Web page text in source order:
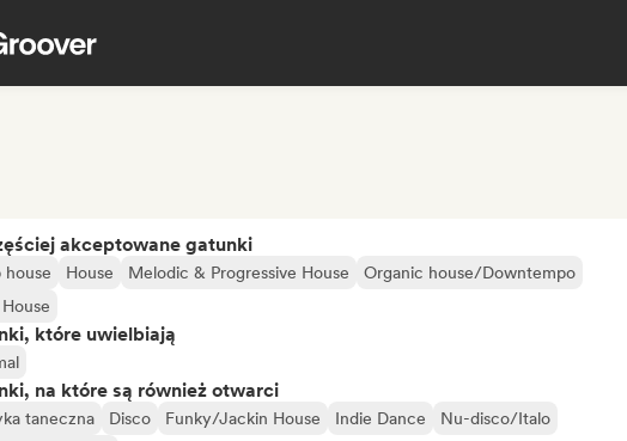
akceptowane gatunki
house House Melodic & Progressive House
Organic house/Downtempo
które uwielbiają
na które są również otwarci
taneczna Disco Funky/Jackin House Indie Dance
Nu-disco/Italo